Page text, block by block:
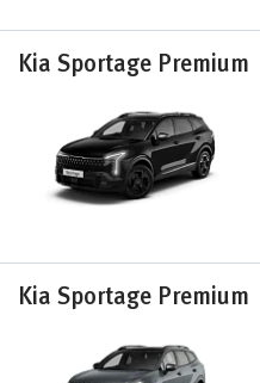
Kia Sportage Premium
Kia Sportage Premium